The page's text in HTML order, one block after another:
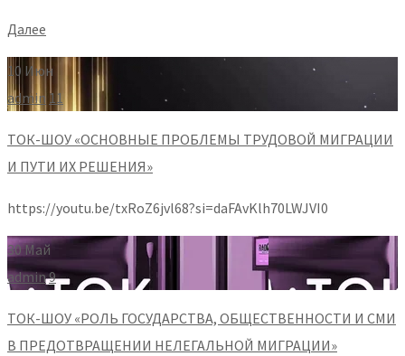
Далее
10 Июн
admin 11
ТОК-ШОУ «ОСНОВНЫЕ ПРОБЛЕМЫ ТРУДОВОЙ МИГРАЦИИ
И ПУТИ ИХ РЕШЕНИЯ»
https://youtu.be/txRoZ6jvl68?si=daFAvKlh70LWJVI0
30 Май
admin9
ТОК-ШОУ «РОЛЬ ГОСУДАРСТВА, ОБЩЕСТВЕННОСТИ И СМИ
В ПРЕДОТВРАЩЕНИИ НЕЛЕГАЛЬНОЙ МИГРАЦИИ»